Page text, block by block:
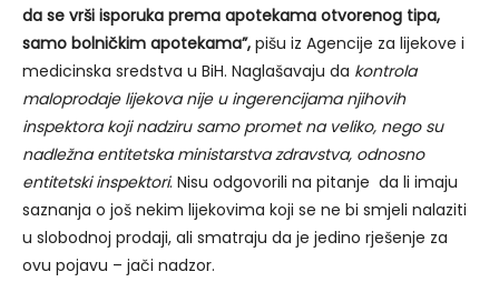
da se vrši isporuka prema apotekama otvorenog tipa,
samo bolničkim apotekama”, pišu iz Agencije za lijekove i
medicinska sredstva u BiH. Naglašavaju da kontrola
maloprodaje lijekova nije u ingerencijama njihovih
inspektora koji nadziru samo promet na veliko, nego su
nadležna entitetska ministarstva zdravstva, odnosno
entitetski inspektori. Nisu odgovorili na pitanje da li imaju
saznanja o još nekim lijekovima koji se ne bi smjeli nalaziti
u slobodnoj prodaji, ali smatraju da je jedino rješenje za
ovu pojavu – jači nadzor.